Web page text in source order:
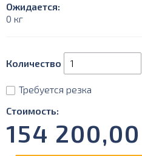
Ожидается:
0 кг
Количество
Требуется резка
Стоимость:
154 200,00